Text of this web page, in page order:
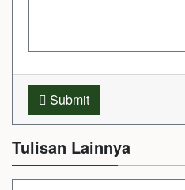
Submit
Tulisan Lainnya